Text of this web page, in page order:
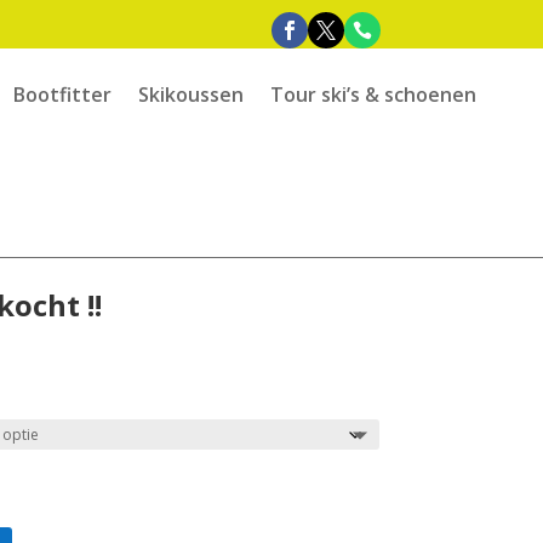
Bootfitter Skikoussen Tour ski’s & schoenen
!!